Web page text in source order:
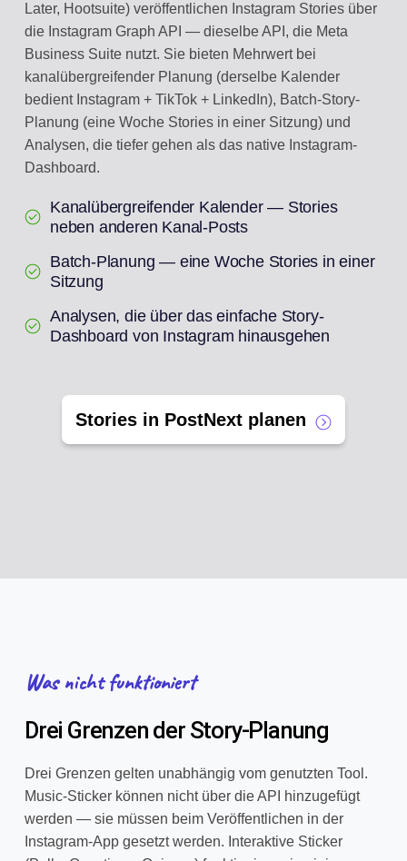
Later, Hootsuite) veröffentlichen Instagram Stories über
die Instagram Graph API — dieselbe API, die Meta
Business Suite nutzt. Sie bieten Mehrwert bei
kanalübergreifender Planung (derselbe Kalender
bedient Instagram + TikTok + LinkedIn), Batch-Story-
Planung (eine Woche Stories in einer Sitzung) und
Analysen, die tiefer gehen als das native Instagram-
Dashboard.
Kanalübergreifender Kalender — Stories
neben anderen Kanal-Posts
Batch-Planung — eine Woche Stories in einer
Sitzung
Analysen, die über das einfache Story-
Dashboard von Instagram hinausgehen
Stories in PostNext planen
Was nicht funktioniert
Drei Grenzen der Story-Planung
Drei Grenzen gelten unabhängig vom genutzten Tool.
Music-Sticker können nicht über die API hinzugefügt
werden — sie müssen beim Veröffentlichen in der
Instagram-App gesetzt werden. Interaktive Sticker